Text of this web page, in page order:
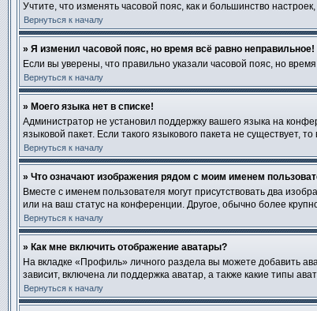
Учтите, что изменять часовой пояс, как и большинство
Вернуться к началу
» Я изменил часовой пояс, но время всё равно неправильное!
Если вы уверены, что правильно указали часовой пояс, но
Вернуться к началу
» Моего языка нет в списке!
Администратор не установил поддержку вашего языка на
языковой пакет. Если такого языкового пакета не
Вернуться к началу
» Что означают изображения рядом с моим именем
Вместе с именем пользователя могут присутствовать два
или на ваш статус на конференции. Другое, обычно более
Вернуться к началу
» Как мне включить отображение аватары?
На вкладке «Профиль» личного раздела вы можете добавить
зависит, включена ли поддержка аватар, а также какие типы
Вернуться к началу